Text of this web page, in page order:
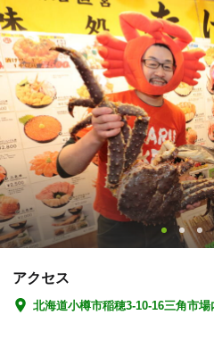
アクセス
北海道小樽市稲穂3-10-16三角市